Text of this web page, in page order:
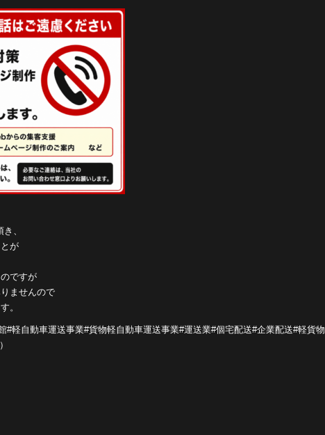
、
が
ですが
ませんので
。
#軽自動車運送事業#貨物軽自動車運送事業#運送業#個宅配送#企業配送#軽貨物